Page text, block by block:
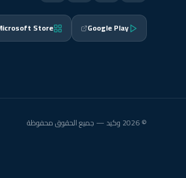
Google Play
Store
© 2026 وكيد — جميع الحقوق محفوظة